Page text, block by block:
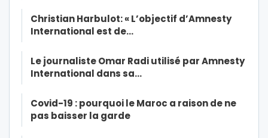
Christian Harbulot: « L’objectif d’Amnesty
International est de…
Le journaliste Omar Radi utilisé par Amnesty
International dans sa…
Covid-19 : pourquoi le Maroc a raison de ne
pas baisser la garde